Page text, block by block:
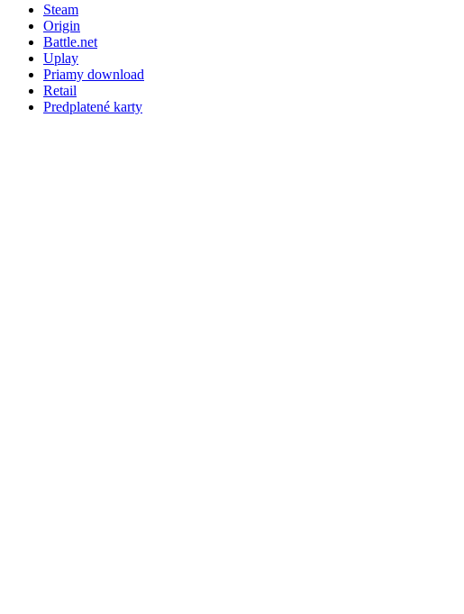
Steam
Origin
Battle.net
Uplay
Priamy download
Retail
Predplatené karty